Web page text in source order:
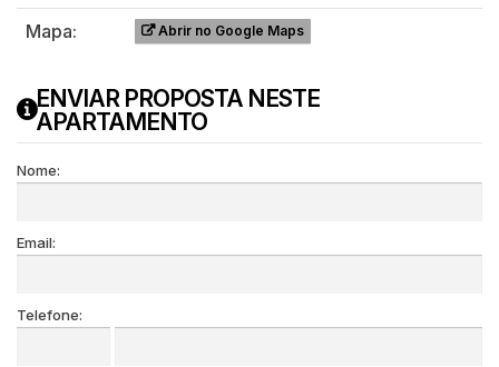
Mapa:
Abrir no Google Maps
ENVIAR PROPOSTA NESTE
APARTAMENTO
Nome:
Email:
Telefone: